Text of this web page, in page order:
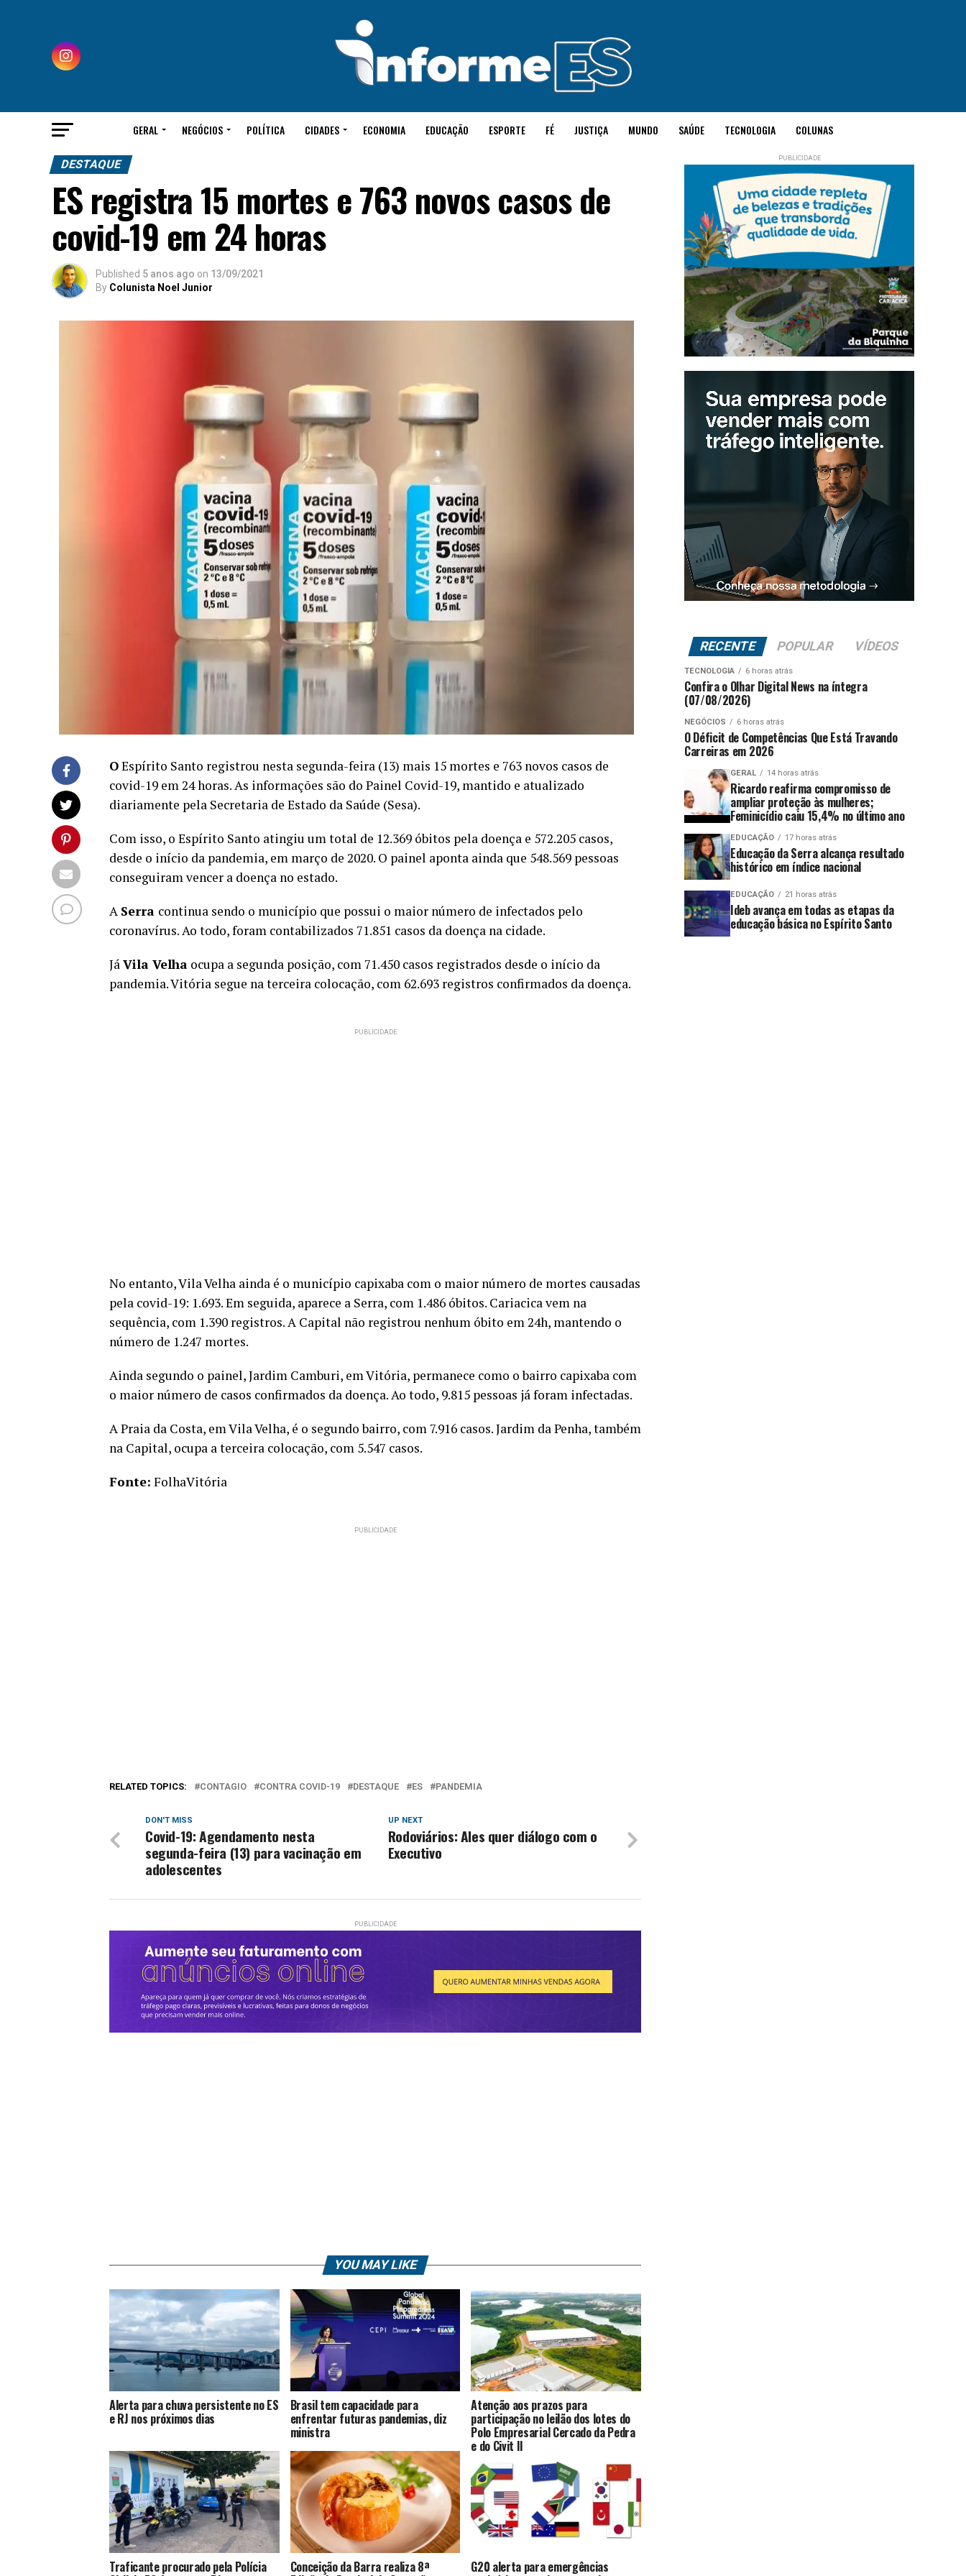
GERAL NEGÓCIOS POLÍTICA CIDADES ECONOMIA EDUCAÇÃO ESPORTE FÉ JUSTIÇA MUNDO SAÚDE TECNOLOGIA COLUNAS
DESTAQUE
ES registra 15 mortes e 763 novos casos de
covid-19 em 24 horas
Published 5 anos ago on 13/09/2021
By Colunista Noel Junior
OEspírito Santo registrou nesta segunda-feira (13) mais 15 mortes e 763 novos casos de
covid-19 em 24 horas. As informações são do Painel Covid-19, mantido e atualizado
diariamente pela Secretaria de Estado da Saúde (Sesa).
Com isso, o Espírito Santo atingiu um total de 12.369 óbitos pela doença e 572.205 casos,
desde o início da pandemia, em março de 2020. O painel aponta ainda que 548.569 pessoas
conseguiram vencer a doença no estado.
A Serra continua sendo o município que possui o maior número de infectados pelo
coronavírus. Ao todo, foram contabilizados 71.851 casos da doença na cidade.
JáVila Velha ocupa a segunda posição, com 71.450 casos registrados desde o início da
pandemia. Vitória segue na terceira colocação, com 62.693 registros confirmados da doença.
No entanto, Vila Velha ainda é o município capixaba com o maior número de mortes causadas
pela covid-19: 1.693. Em seguida, aparece a Serra, com 1.486 óbitos. Cariacica vem na
sequência, com 1.390 registros. A Capital não registrou nenhum óbito em 24h, mantendo o
número de 1.247 mortes.
Ainda segundo o painel, Jardim Camburi, em Vitória, permanece como o bairro capixaba com
o maior número de casos confirmados da doença. Ao todo, 9.815 pessoas já foram infectadas.
A Praia da Costa, em Vila Velha, é o segundo bairro, com 7.916 casos. Jardim da Penha, também
na Capital, ocupa a terceira colocação, com 5.547 casos.
Fonte: FolhaVitória
RELATED TOPICS: CONTAGIO CONTRA COVID-19 DESTAQUE ES PANDEMIA
UP NEXT
Rodoviários: Ales quer diálogo com o
Executivo
DON'T MISS
Covid-19: Agendamento nesta
segunda-feira (13) para vacinação em
adolescentes
YOU MAY LIKE
Alerta para chuva persistente no ES
e RJ nos próximos dias
Brasil tem capacidade para
enfrentar futuras pandemias, diz
ministra
Atenção aos prazos para
participação no leilão dos lotes do
Polo Empresarial Cercado da Pedra
e do Civit II
Traficante procurado pela Polícia Conceição da Barra realiza 8ª G20 alerta para emergências
RECENTE POPULAR VÍDEOS
TECNOLOGIA 6 horas atrás
Confira o Olhar Digital News na íntegra
(07/08/2026)
NEGÓCIOS 6 horas atrás
O Déficit de Competências Que Está Travando
Carreiras em 2026
GERAL 14 horas atrás
Ricardo reafirma compromisso de
ampliar proteção às mulheres;
Feminicídio caiu 15,4% no último ano
EDUCAÇÃO 17 horas atrás
Educação da Serra alcança resultado
histórico em índice nacional
EDUCAÇÃO 21 horas atrás
Ideb avança em todas as etapas da
educação básica no Espírito Santo